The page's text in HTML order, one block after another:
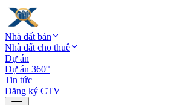
Nhà đất bán
Nhà đất cho thuê
Dự án
Dự án 360°
Tin tức
Đăng ký CTV